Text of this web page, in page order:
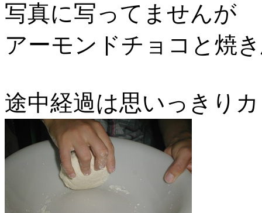
写真に写ってませんが
アーモンドチョコと焼
途中経過は思いっきり